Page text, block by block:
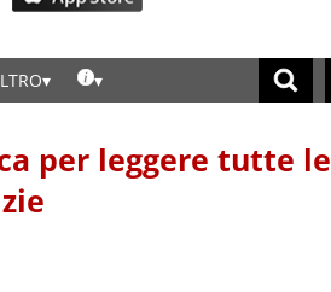
per leggere tutte le